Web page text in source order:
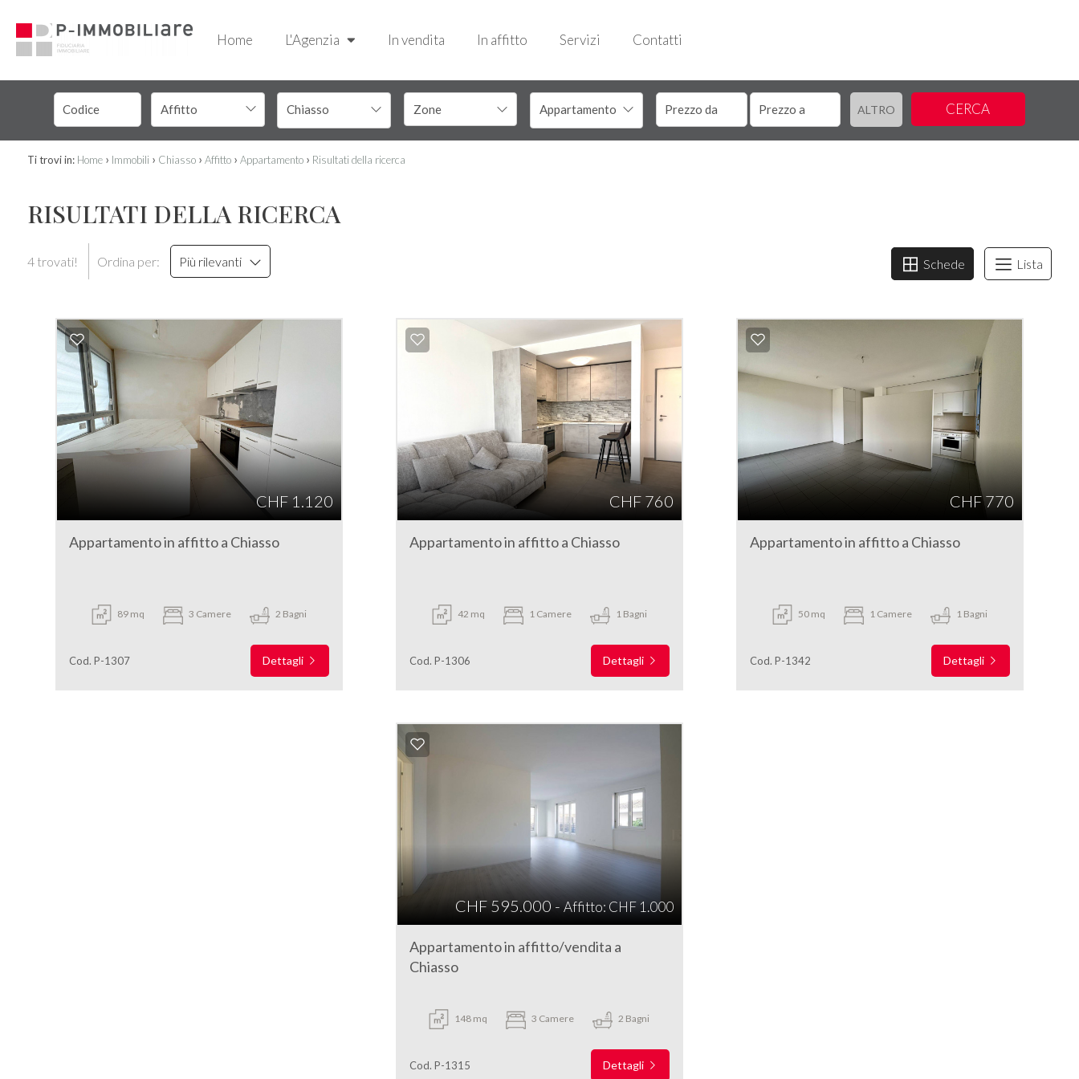
Home L'Agenzia In vendita In affitto Servizi Contatti
Affitto Chiasso Appartamento ALTRO CERCA
Ti trovi in: Home › Immobili › Chiasso › Affitto › Appartamento › Risultati della ricerca
RISULTATI DELLA RICERCA
4 trovati! Ordina per: Più rilevanti Schede Lista
CHF 1.120
Appartamento in affitto a Chiasso
89 mq 3 Camere 2 Bagni
Cod. P-1307 Dettagli
CHF 760
Appartamento in affitto a Chiasso
42 mq 1 Camere 1 Bagni
Cod. P-1306 Dettagli
CHF 770
Appartamento in affitto a Chiasso
50 mq 1 Camere 1 Bagni
Cod. P-1342 Dettagli
CHF 595.000 -Affitto: CHF 1.000
Appartamento in affitto/vendita a
Chiasso
148 mq 3 Camere 2 Bagni
Cod. P-1315 Dettagli